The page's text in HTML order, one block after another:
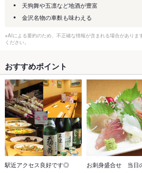
天狗舞や五凛など地酒が豊富
金沢名物の車麩も味わえる
※AIによる要約のため、不正確な情報が含まれる場合がありま
ください。
おすすめポイント
駅近アクセス良好です◎ お刺身盛合せ　当日